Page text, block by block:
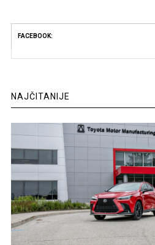
FACEBOOK:
NAJČITANIJE